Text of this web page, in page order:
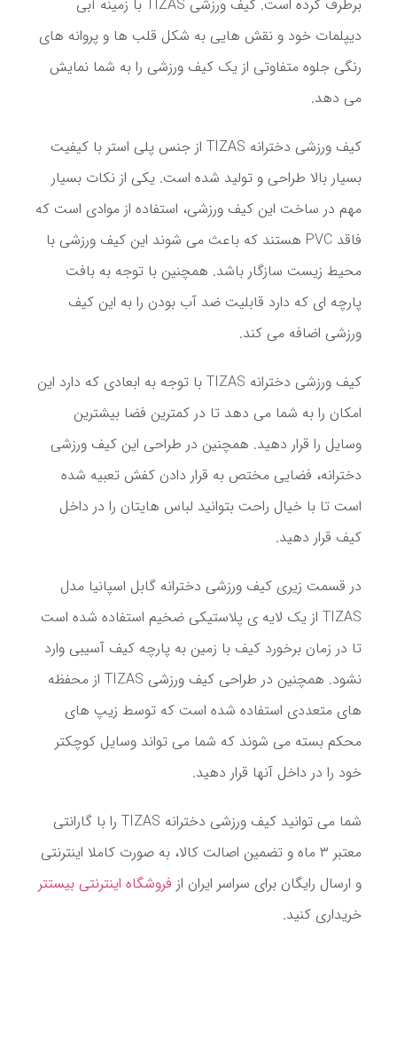
برطرف کرده است. کیف ورزشی TIZAS با زمینه آبی
دیپلمات خود و نقش هایی به شکل قلب ها و پروانه های
رنگی جلوه متفاوتی از یک کیف ورزشی را به شما نمایش
می دهد.
کیف ورزشی دخترانه TIZAS از جنس پلی استر با کیفیت
بسیار بالا طراحی و تولید شده است. یکی از نکات بسیار
مهم در ساخت این کیف ورزشی، استفاده از موادی است که
فاقد PVC هستند که باعث می شوند این کیف ورزشی با
محیط زیست سازگار باشد. همچنین با توجه به بافت
پارچه ای که دارد قابلیت ضد آب بودن را به این کیف
ورزشی اضافه می کند.
کیف ورزشی دخترانه TIZAS با توجه به ابعادی که دارد این
امکان را به شما می دهد تا در کمترین فضا بیشترین
وسایل را قرار دهید. همچنین در طراحی این کیف ورزشی
دخترانه، فضایی مختص به قرار دادن کفش تعبیه شده
است تا با خیال راحت بتوانید لباس هایتان را در داخل
کیف قرار دهید.
در قسمت زیری کیف ورزشی دخترانه گابل اسپانیا مدل
TIZAS از یک لایه ی پلاستیکی ضخیم استفاده شده است
تا در زمان برخورد کیف با زمین به پارچه کیف آسیبی وارد
نشود. همچنین در طراحی کیف ورزشی TIZAS از محفظه
های متعددی استفاده شده است که توسط زیپ های
محکم بسته می شوند که شما می تواند وسایل کوچکتر
خود را در داخل آنها قرار دهید.
شما می توانید کیف ورزشی دخترانه TIZAS را با گارانتی
معتبر ۳ ماه و تضمین اصالت کالا، به صورت کاملا اینترنتی
و ارسال رایگان برای سراسر ایران از فروشگاه اینترنتی بیستتر
خریداری کنید.